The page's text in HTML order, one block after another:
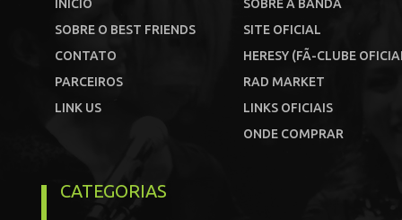
INÍCIO
SOBRE O BEST FRIENDS
CONTATO
PARCEIROS
LINK US
SOBRE A BANDA
SITE OFICIAL
HERESY (FÃ-CLUBE
RAD MARKET
LINKS OFICIAIS
ONDE COMPRAR
CATEGORIAS